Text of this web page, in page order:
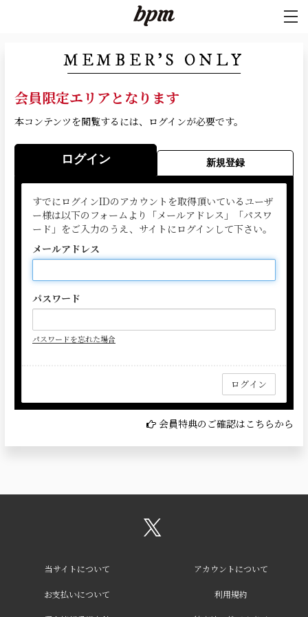
MEMBER'S ONLY
会員限定エリアとなります
本コンテンツを閲覧するには、ログインが必要です。
ログイン 新規登録
すでにログインIDのアカウントを取得頂いているユーザ
ー様は以下のフォームより「メールアドレス」「パスワ
ード」をご入力のうえ、サイトにログインして下さい。
メールアドレス
パスワード
パスワードを忘れた場合
会員特典のご確認はこちらから
当サイトについて アカウントについて
お支払いについて 利用規約